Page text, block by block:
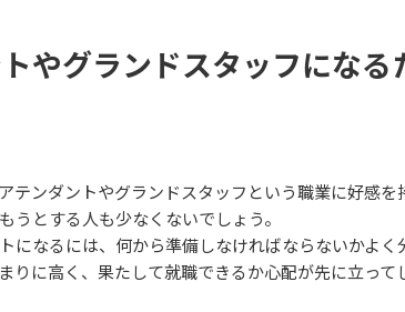
やグランドスタッフになる
テンダントやグランドスタッフという職業に好感を
うとする人も少なくないでしょう。
になるには、何から準備しなければならないかよく
りに高く、果たして就職できるか心配が先に立って